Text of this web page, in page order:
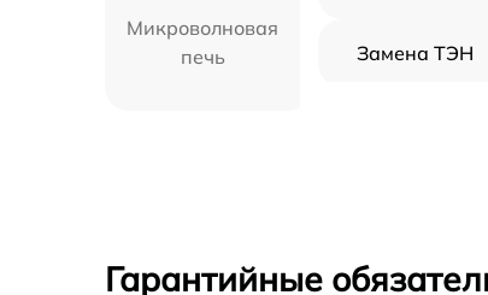
Микроволновая
печь
Замена ТЭН
Гарантийные